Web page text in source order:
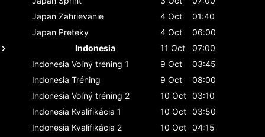
Japan Zahrievanie 4 Oct
01:40
Japan Preteky 4 Oct
06:00
Indonesia
11 Oct
07:00
Indonesia Voľný tréning 1 9 Oct
03:45
Indonesia Tréning 9 Oct
08:00
Indonesia Voľný tréning 2 10 Oct 03:10
Indonesia Kvalifikácia 1 10 Oct 03:50
Indonesia Kvalifikácia 2 10 Oct 04:15